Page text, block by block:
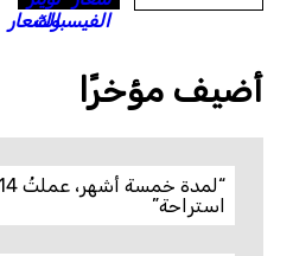
أضيف مؤخرًا
استراحة”